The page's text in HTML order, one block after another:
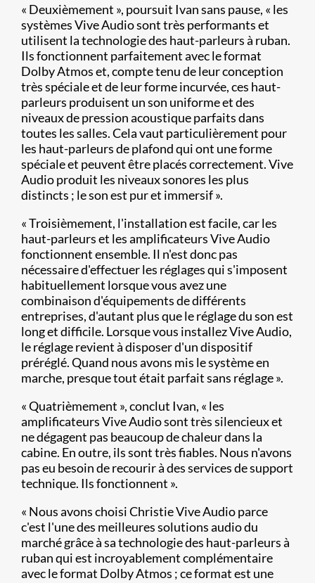
« Deuxièmement », poursuit Ivan sans pause, « les
systèmes Vive Audio sont très performants et
utilisent la technologie des haut-parleurs à ruban.
Ils fonctionnent parfaitement avec le format
Dolby Atmos et, compte tenu de leur conception
très spéciale et de leur forme incurvée, ces haut-
parleurs produisent un son uniforme et des
niveaux de pression acoustique parfaits dans
toutes les salles. Cela vaut particulièrement pour
les haut-parleurs de plafond qui ont une forme
spéciale et peuvent être placés correctement. Vive
Audio produit les niveaux sonores les plus
distincts ; le son est pur et immersif ».
« Troisièmement, l'installation est facile, car les
haut-parleurs et les amplificateurs Vive Audio
fonctionnent ensemble. Il n'est donc pas
nécessaire d'effectuer les réglages qui s'imposent
habituellement lorsque vous avez une
combinaison d'équipements de différents
entreprises, d'autant plus que le réglage du son est
long et difficile. Lorsque vous installez Vive Audio,
le réglage revient à disposer d'un dispositif
préréglé. Quand nous avons mis le système en
marche, presque tout était parfait sans réglage ».
« Quatrièmement », conclut Ivan, « les
amplificateurs Vive Audio sont très silencieux et
ne dégagent pas beaucoup de chaleur dans la
cabine. En outre, ils sont très fiables. Nous n'avons
pas eu besoin de recourir à des services de support
technique. Ils fonctionnent ».
« Nous avons choisi Christie Vive Audio parce
c'est l'une des meilleures solutions audio du
marché grâce à sa technologie des haut-parleurs à
ruban qui est incroyablement complémentaire
avec le format Dolby Atmos ; ce format est une